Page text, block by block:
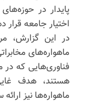
پایدار در
اختیار جامعه قرار
در این گزارش،
ماهواره‌های مخابراتی
فناوری‌هایی که
هستند، هدف
ماهواره‌ها نیز